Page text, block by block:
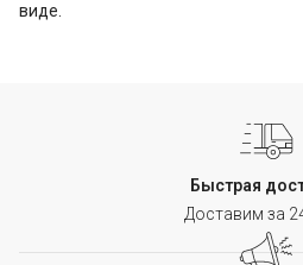
виде.
Быстрая
Доставим за